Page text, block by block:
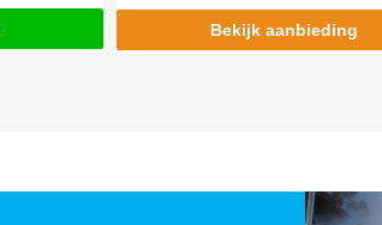
Bekijk aanbieding